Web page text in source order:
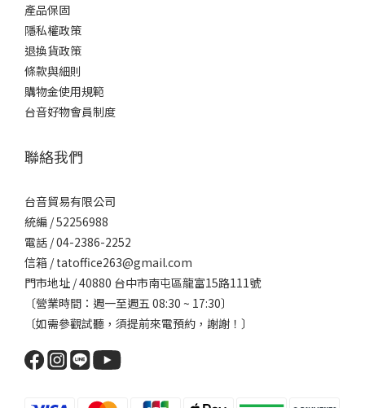
產品保固
隱私權政策
退換貨政策
條款與細則
購物金使用規範
台音好物會員制度
聯絡我們
台音貿易有限公司
統編 / 52256988
電話 / 04-2386-2252
信箱 / tatoffice263@gmail.com
門市地址 / 40880 台中市南屯區龍富15路111號
〔營業時間：週一至週五 08:30 ~ 17:30〕
〔如需參觀試聽，須提前來電預約，謝謝！〕